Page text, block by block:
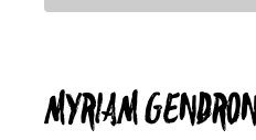
MYRIAM